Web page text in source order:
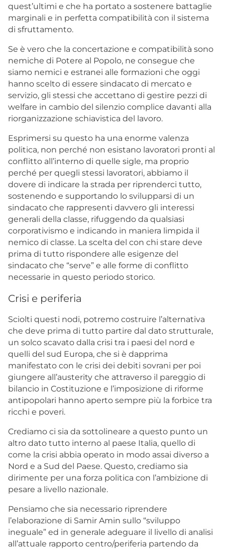
quest’ultimi e che ha portato a sostenere battaglie
marginali e in perfetta compatibilità con il sistema
di sfruttamento.
Se è vero che la concertazione e compatibilità sono
nemiche di Potere al Popolo, ne consegue che
siamo nemici e estranei alle formazioni che oggi
hanno scelto di essere sindacato di mercato e
servizio, gli stessi che accettano di gestire pezzi di
welfare in cambio del silenzio complice davanti alla
riorganizzazione schiavistica del lavoro.
Esprimersi su questo ha una enorme valenza
politica, non perché non esistano lavoratori pronti al
conflitto all’interno di quelle sigle, ma proprio
perché per quegli stessi lavoratori, abbiamo il
dovere di indicare la strada per riprenderci tutto,
sostenendo e supportando lo svilupparsi di un
sindacato che rappresenti davvero gli interessi
generali della classe, rifuggendo da qualsiasi
corporativismo e indicando in maniera limpida il
nemico di classe. La scelta del con chi stare deve
prima di tutto rispondere alle esigenze del
sindacato che “serve” e alle forme di conflitto
necessarie in questo periodo storico.
Crisi e periferia
Sciolti questi nodi, potremo costruire l’alternativa
che deve prima di tutto partire dal dato strutturale,
un solco scavato dalla crisi tra i paesi del nord e
quelli del sud Europa, che si è dapprima
manifestato con le crisi dei debiti sovrani per poi
giungere all’austerity che attraverso il pareggio di
bilancio in Costituzione e l’imposizione di riforme
antipopolari hanno aperto sempre più la forbice tra
ricchi e poveri.
Crediamo ci sia da sottolineare a questo punto un
altro dato tutto interno al paese Italia, quello di
come la crisi abbia operato in modo assai diverso a
Nord e a Sud del Paese. Questo, crediamo sia
dirimente per una forza politica con l’ambizione di
pesare a livello nazionale.
Pensiamo che sia necessario riprendere
l’elaborazione di Samir Amin sullo “sviluppo
ineguale” ed in generale adeguare il livello di analisi
all’attuale rapporto centro/periferia partendo da